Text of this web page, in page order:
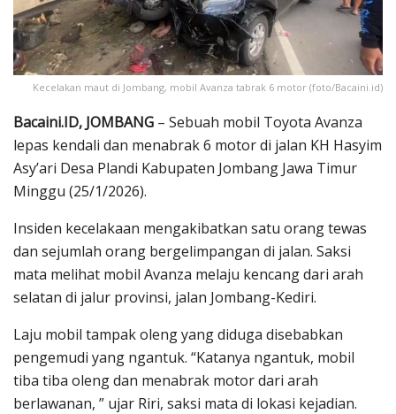
Kecelakan maut di Jombang, mobil Avanza tabrak 6 motor (foto/Bacaini.id)
Bacaini.ID, JOMBANG – Sebuah mobil Toyota Avanza
lepas kendali dan menabrak 6 motor di jalan KH Hasyim
Asy’ari Desa Plandi Kabupaten Jombang Jawa Timur
Minggu (25/1/2026).
Insiden kecelakaan mengakibatkan satu orang tewas
dan sejumlah orang bergelimpangan di jalan. Saksi
mata melihat mobil Avanza melaju kencang dari arah
selatan di jalur provinsi, jalan Jombang-Kediri.
Laju mobil tampak oleng yang diduga disebabkan
pengemudi yang ngantuk. “Katanya ngantuk, mobil
tiba tiba oleng dan menabrak motor dari arah
berlawanan, ” ujar Riri, saksi mata di lokasi kejadian.